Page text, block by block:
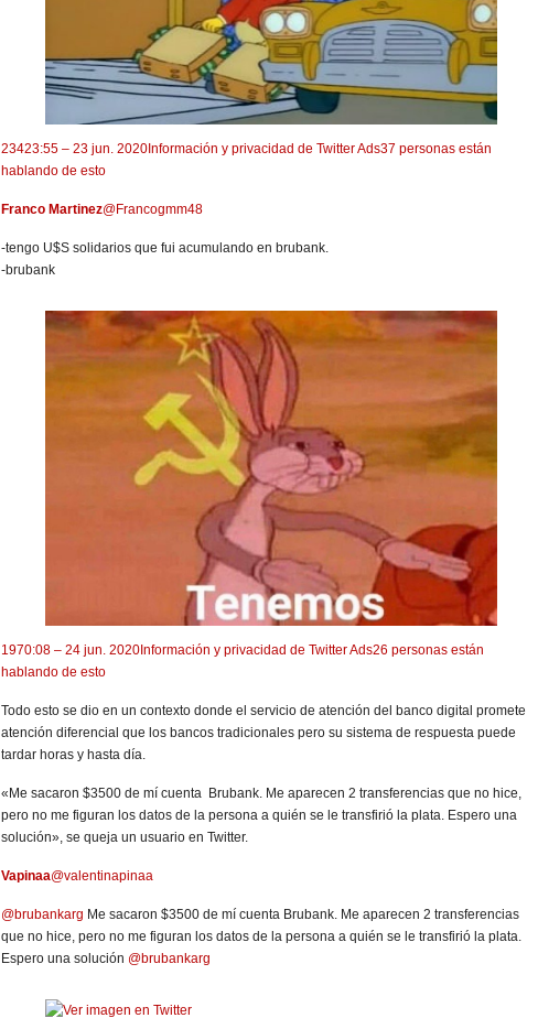
23423:55 – 23 jun. 2020Información y privacidad de Twitter Ads37 personas están
hablando de esto
Franco Martinez@Francogmm48
-tengo U$S solidarios que fui acumulando en brubank.
-brubank
1970:08 – 24 jun. 2020 Información y privacidad de Twitter Ads26 personas están
hablando de esto
Todo esto se dio en un contexto donde el servicio de atención del banco digital promete
atención diferencial que los bancos tradicionales pero su sistema de respuesta puede
tardar horas y hasta día.
«Me sacaron $3500 de mí cuenta Brubank. Me aparecen 2 transferencias que no hice,
pero no me figuran los datos de la persona a quién se le transfirió la plata. Espero una
solución», se queja un usuario en Twitter.
Vapinaa@valentinapinaa
@brubankarg Me sacaron $3500 de mí cuenta Brubank. Me aparecen 2 transferencias
que no hice, pero no me figuran los datos de la persona a quién se le transfirió la plata.
Espero una solución @brubankarg